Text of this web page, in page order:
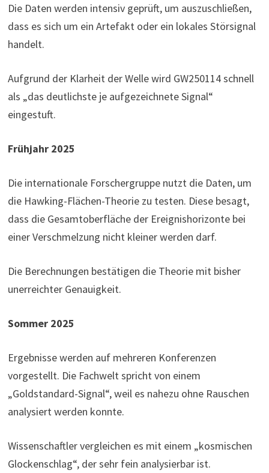
Die Daten werden intensiv geprüft, um auszuschließen,
dass es sich um ein Artefakt oder ein lokales Störsignal
handelt.
Aufgrund der Klarheit der Welle wird GW250114 schnell
als „das deutlichste je aufgezeichnete Signal“
eingestuft.
Frühjahr 2025
Die internationale Forschergruppe nutzt die Daten, um
die Hawking-Flächen-Theorie zu testen. Diese besagt,
dass die Gesamtoberfläche der Ereignishorizonte bei
einer Verschmelzung nicht kleiner werden darf.
Die Berechnungen bestätigen die Theorie mit bisher
unerreichter Genauigkeit.
Sommer 2025
Ergebnisse werden auf mehreren Konferenzen
vorgestellt. Die Fachwelt spricht von einem
„Goldstandard-Signal“, weil es nahezu ohne Rauschen
analysiert werden konnte.
Wissenschaftler vergleichen es mit einem „kosmischen
Glockenschlag“, der sehr fein analysierbar ist.